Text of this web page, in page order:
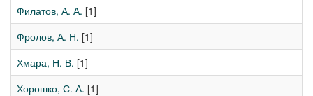
Филатов, А. А. [1]
Фролов, А. Н. [1]
Хмара, Н. В. [1]
Хорошко, С. А. [1]